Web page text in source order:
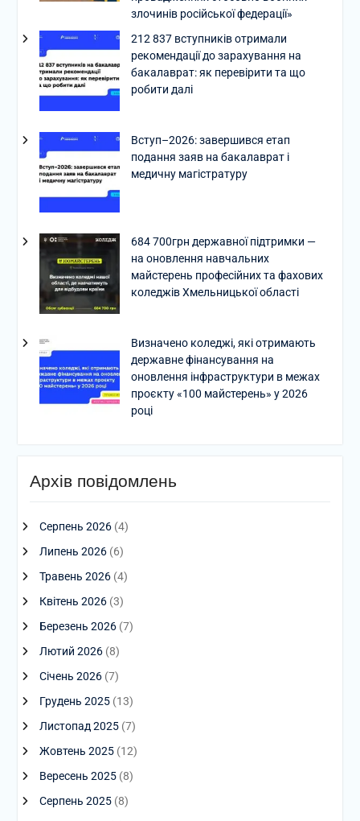
злочинів російської федерації»
212 837 вступників отримали
рекомендації до зарахування на
бакалаврат: як перевірити та що
робити далі
Вступ–2026: завершився етап
подання заяв на бакалаврат і
медичну магістратуру
684 700грн державної підтримки —
на оновлення навчальних
майстерень професійних та фахових
коледжів Хмельницької області
Визначено коледжі, які отримають
державне фінансування на
оновлення інфраструктури в межах
проєкту «100 майстерень» у 2026
році
Архів повідомлень
Серпень 2026(4)
Липень 2026(6)
Травень 2026(4)
Квітень 2026(3)
Березень 2026(7)
Лютий 2026(8)
Січень 2026(7)
Грудень 2025(13)
Листопад 2025(7)
Жовтень 2025(12)
Вересень 2025(8)
Серпень 2025(8)